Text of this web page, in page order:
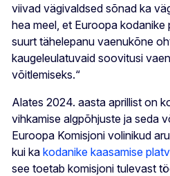
viivad vägivaldsed sõnad ka
hea meel, et Euroopa
suurt tähelepanu vaenukõne
kaugeleulatuvaid soovitusi
võitlemiseks.“
Alates 2024. aasta aprillist on
vihkamise algpõhjuste ja seda
Euroopa Komisjoni volinikud
kui ka kodanike kaasamise
see toetab komisjoni tulevast